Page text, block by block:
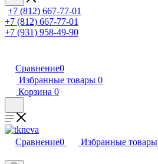
+7 (812) 667-77-01
+7 (812) 667-77-01
+7 (931) 958-49-90
Сравнение0
Избранные товары 0
Корзина 0
Сравнение0 Избранные товары